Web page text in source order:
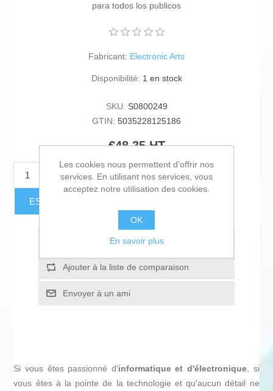
para todos los publicos
Fabricant: Electronic Arts
Disponibilité: 1 en stock
SKU: S0800249
GTIN: 5035228125186
€48,35 HT
AJOUTER AU PANIER
ESTIMER LES FRAIS D'EXPÉDITION
Ajouter à la liste de souhait
Ajouter à la liste de comparaison
Envoyer à un ami
Si vous êtes passionné d'informatique et d'électronique, si
vous êtes à la pointe de la technologie et qu'aucun détail ne
Les cookies nous permettent d'offrir nos
services. En utilisant nos services, vous
acceptez notre utilisation des cookies.
OK
En savoir plus